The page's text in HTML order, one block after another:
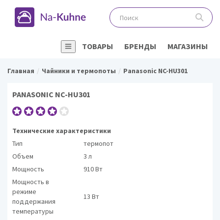
ТОВАРЫ БРЕНДЫ МАГАЗИНЫ
Главная Чайники и термопоты Panasonic NC-HU301
PANASONIC NC-HU301
Технические характеристики
Тип
термопот
Объем
3 л
Мощность
910 Вт
Мощность в
режиме
поддержания
температуры
13 Вт